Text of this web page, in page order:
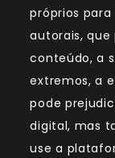
próprios
autorais,
conteúdo, a
extremos, a
pode
digital, mas
use a